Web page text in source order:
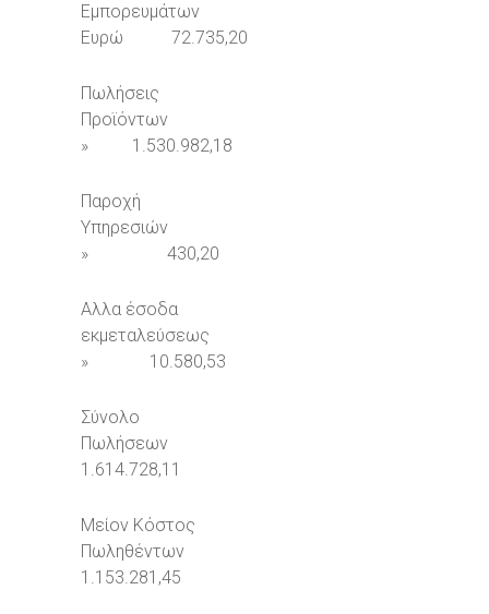
Εμπορευμάτων
Ευρώ 72.735,20
Πωλήσεις
Προϊόντων
» 1.530.982,18
Παροχή
Υπηρεσιών
» 430,20
Αλλα έσοδα
εκμεταλεύσεως
» 10.580,53
Σύνολο
Πωλήσεων
1.614.728,11
Μείον Κόστος
Πωληθέντων
1.153.281,45